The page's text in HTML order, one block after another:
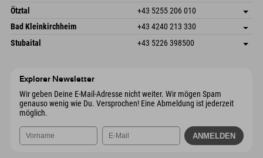
Österreich
Buchen
Freizeitpark 10
4573 Hinterstoder
Österreich
Adresse speichern
Anreiseinfos
Buchen
Ötztal +43 5255 206 010
Gscheat 14
Österreich
Adresse speichern
Buchen
Bad Kleinkirchheim +43 4240 213 330
Dorfstraße 24
9546 Bad Kleinkirchheim
Adresse speichern
Anreiseinfos
Stubaital +43 5226 398500
Explorer Newsletter
Wir geben Deine E-Mail-Adresse nicht weiter. Wir mögen Spam
genauso wenig wie Du. Versprochen! Eine Abmeldung ist jederzeit
möglich.